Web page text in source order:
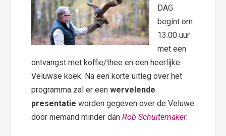
DAG
begint om
13.00 uur
met een
ontvangst met koffie/thee en een heerlijke
Veluwse koek. Na een korte uitleg over het
programma zal er eenwervelende
presentatie worden gegeven over de Veluwe
door niemand minder danRob Schuitemaker.